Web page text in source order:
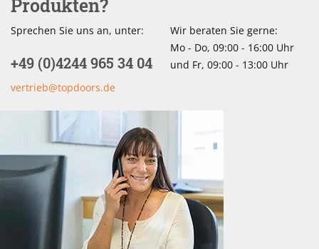
Produkten?
Sprechen Sie uns an, unter:
+49 (0)4244 965 34 04
vertrieb@topdoors.de
Wir beraten Sie gerne:
Mo - Do, 09:00 - 16:00 Uhr
und Fr, 09:00 - 13:00 Uhr